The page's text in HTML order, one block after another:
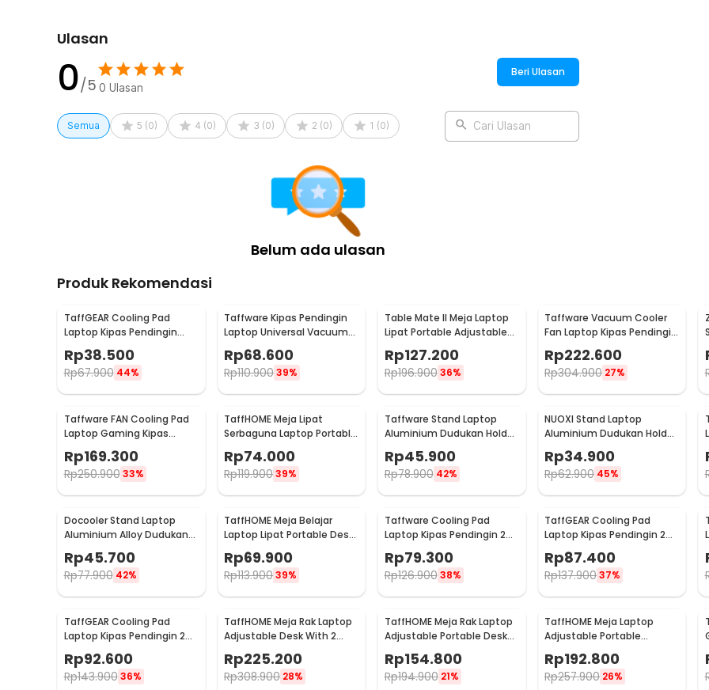
1 x Xunbeifang Stand Laptop Aluminium Dudukan Holder Foldable 10 Level - SG-001
Ulasan
0/5 0 Ulasan
Beri Ulasan
Semua 5 (0) 4 (0) 3 (0) 2 (0) 1 (0) Cari Ulasan
Belum ada ulasan
Produk Rekomendasi
TaffGEAR Cooling Pad
Laptop Kipas Pendingin
Ultra Thin 1 Fan 14 Inch - V19
Rp38.500
Rp67.900 44%
Taffware Kipas Pendingin
Laptop Universal Vacuum
Cooler 3000RPM 2W 5V -
ICE FANIII
Rp68.600
Rp110.90039%
Table Mate II Meja Laptop
Lipat Portable Adjustable
Rp127.200
Rp196.900 36%
Taffware Vacuum Cooler
Fan Laptop Kipas Pendingin
5500 RPM 5V - LC06
Rp222.600
Rp304.900 27%
Taffware FAN Cooling Pad
Laptop Gaming Kipas
Pendingin 5 Fan 17 Inch - K5
Rp169.300
Rp250.900 33%
TaffHOME Meja Lipat
Serbaguna Laptop Portable
BO60
Rp74.000
Rp119.90039%
Taffware Stand Laptop
Aluminium Dudukan Holder
Rp45.900
Rp78.900 42%
NUOXI Stand Laptop
Aluminium Dudukan Holder
Foldable 12-17 Inch - N3
Rp34.900
Rp62.900 45%
Docooler Stand Laptop
Aluminium Alloy Dudukan
Rp45.700
Rp77.900 42%
TaffHOME Meja Belajar
Laptop Lipat Portable Desk
with Bottle Hole - L62
Rp69.900
Rp113.90039%
Taffware Cooling Pad
Laptop Kipas Pendingin 2
Fan 17 Inch - N99
Rp79.300
Rp126.900 38%
TaffGEAR Cooling Pad
Laptop Kipas Pendingin 2
Fan without Knob Speed -
Q100
Rp87.400
Rp137.90037%
TaffGEAR Cooling Pad
Laptop Kipas Pendingin 2
Fan with Knob Speed -
Q100
Rp92.600
Rp143.900 36%
TaffHOME Meja Rak Laptop
Adjustable Desk With 2
Rp225.200
Rp308.900 28%
TaffHOME Meja Rak Laptop
Adjustable Portable Desk
with 1 Rack - ND03
Rp154.800
Rp194.900 21%
TaffHOME Meja Laptop
Adjustable Portable
Working Desk 3 Layer
60x40cm - ND04
Rp192.800
Rp257.900 26%